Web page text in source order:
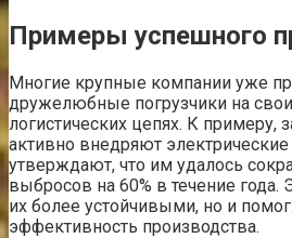
Примеры успешного
Многие крупные компании уже
дружелюбные погрузчики на
логистических цепях. К примеру,
активно внедряют электрические
утверждают, что им удалось
выбросов на 60% в течение года.
их более устойчивыми, но и
эффективность производства.